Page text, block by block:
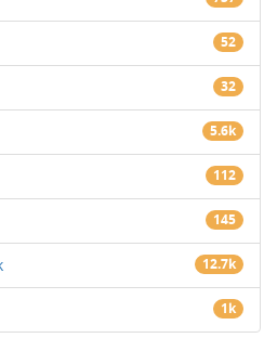
52
32
5.6k
112
145
12.7k
1k